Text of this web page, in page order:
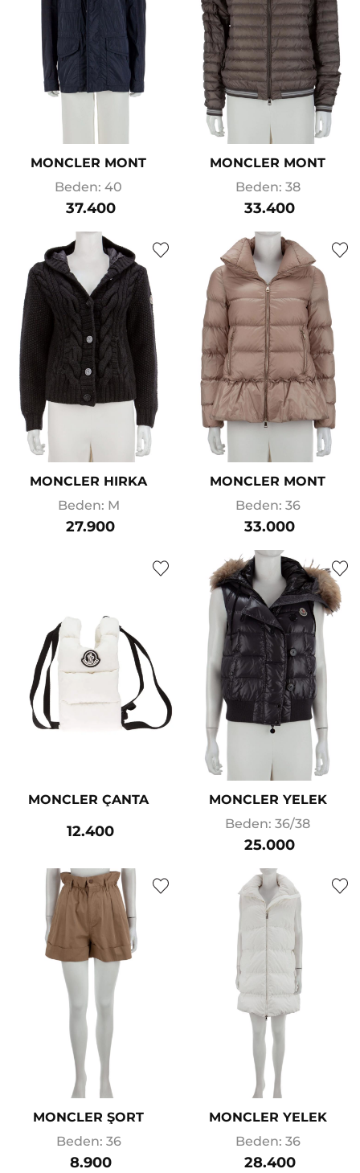
MONCLER MONT
Beden: 40
37.400
MONCLER MONT
Beden: 38
33.400
MONCLER HIRKA
Beden: M
27.900
MONCLER MONT
Beden: 36
33.000
MONCLER ÇANTA
12.400
MONCLER YELEK
Beden: 36/38
25.000
MONCLER ŞORT
Beden: 36
8.900
MONCLER YELEK
Beden: 36
28.400